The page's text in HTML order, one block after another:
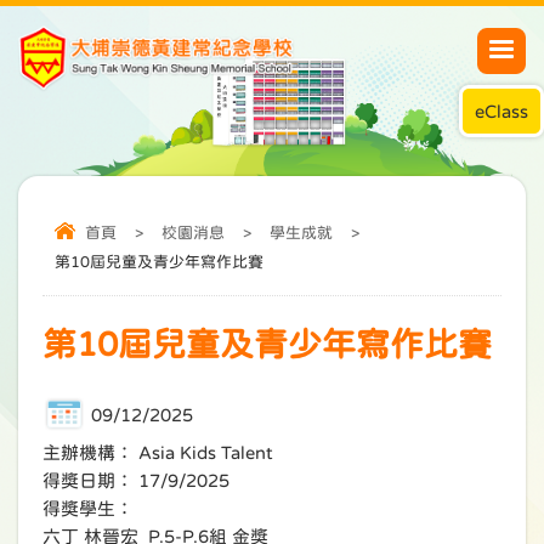
eClass
首頁 > 校園消息 > 學生成就
>
第10屆兒童及青少年寫作比賽
第10屆兒童及青少年寫作比賽
09/12/2025
主辦機構： Asia Kids Talent
得獎日期： 17/9/2025
得獎學生：
六丁 林晉宏 P.5-P.6組 金獎